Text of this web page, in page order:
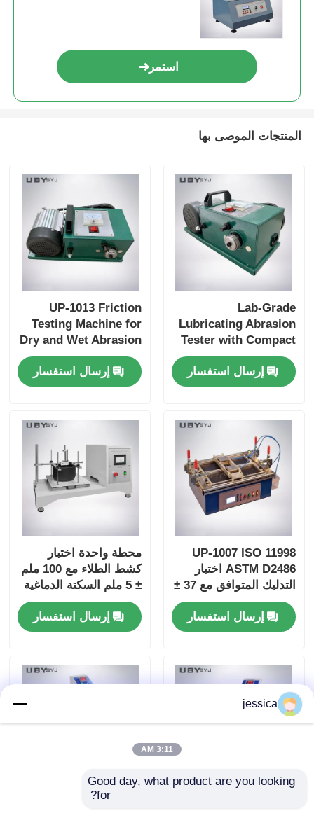
استمر
المنتجات الموصى بها
Lab-Grade
Lubricating Abrasion
Tester with Compact
Structure and User-
Friendly Interface for
Friction and Wear
إرسال استفسار
UP-1013 Friction
Testing Machine for
Dry and Wet Abrasion
Test with Adjustable
Load Range and Real-
time Friction
إرسال استفسار
UP-1007 ISO 11998
ASTM D2486 اختبار
التدليك المتوافق مع 37 ±
1cpm تردد حركة
الفرشاة وجسم
الألومنيوم المضغوط
إرسال استفسار
محطة واحدة اختبار
كشط الطلاء مع 100 ملم
± 5 ملم السكتة الدماغية
و 6.5 ± 0.2m / دقيقة
السرعة لاختبار المتانة
إرسال استفسار
UP-1008 اختبار الكشط
jessica
3:11 AM
Good day, what product are you looking
for?